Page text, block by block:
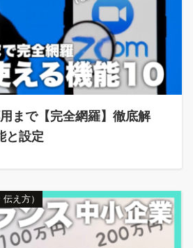
まで【完全網羅】徹底解
と設定
え方）